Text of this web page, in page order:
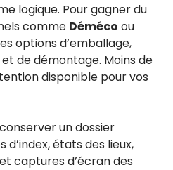
logique. Pour gagner du
comme Déméco ou
options d’emballage,
de démontage. Moins de
disponible pour vos
un dossier
états des lieux,
captures d’écran des